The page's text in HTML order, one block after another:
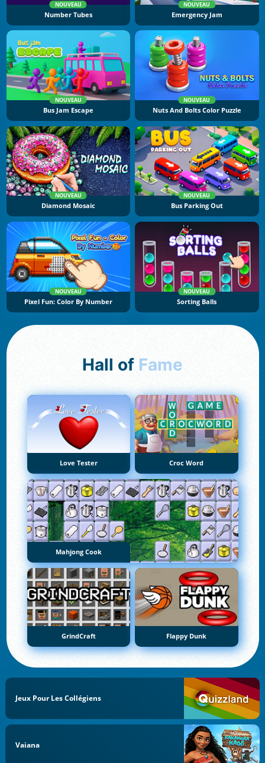
NOUVEAU
Number Tubes
NOUVEAU
Emergency Jam
NOUVEAU
Bus Jam Escape
NOUVEAU
Nuts And Bolts Color Puzzle
NOUVEAU
Diamond Mosaic
NOUVEAU
Bus Parking Out
NOUVEAU
Pixel Fun: Color By Number
NOUVEAU
Sorting Balls
Hall of Fame
Love Tester Croc Word
Mahjong Cook
GrindCraft Flappy Dunk
Jeux Pour Les Collégiens
Vaiana